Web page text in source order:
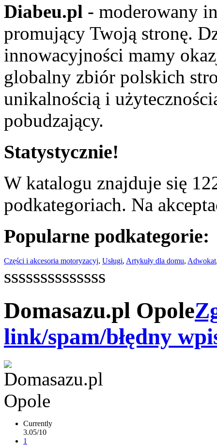
nas pracownicy to wykwalifikowani fachowcy,
Archiwizacja dokumentów księgowych to nasza
prostaty laserem, a także laserowe usuwanie kamieni
Diabeu.pl - moderowany
promujący Twoją stronę.
innowacyjności mamy
globalny zbiór polskich
unikalnością i
pobudzający.
Statystycznie!
W katalogu znajduje się
podkategoriach. Na
Popularne podkategorie:
Części i akcesoria motoryzacyj, Usługi, Artykuły dla domu, Adwokat
ssssssssssssss
Domasazu.pl Opole
link/spam/błędny
Currently
3.05/10
1